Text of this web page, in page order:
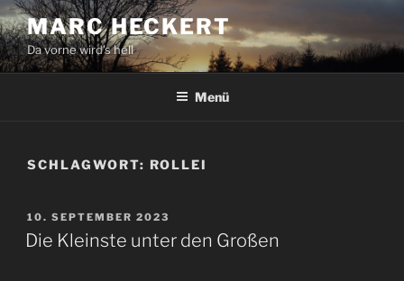
Zum
Inhalt
springen
MARC HECKERT
Da vorne wird's hell
Menü
SCHLAGWORT: ROLLEI
VERÖFFENTLICHT
AM
10. SEPTEMBER 2023
Die Kleinste unter den Großen